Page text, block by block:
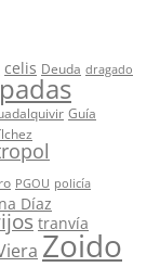
celis Deuda dragado
Guía
PGOU policía
Díaz
tranvía
Zoido